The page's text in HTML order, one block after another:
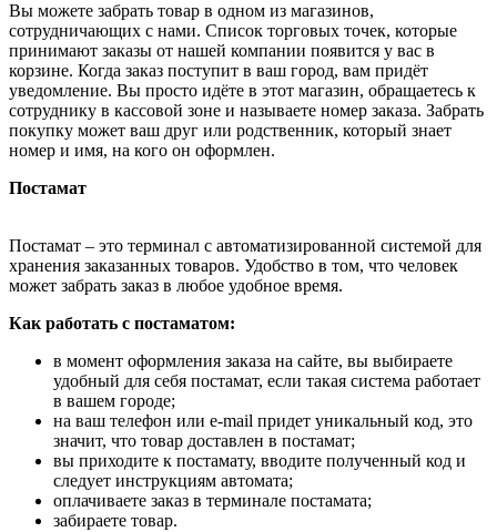
Вы можете забрать товар в одном из магазинов,
сотрудничающих с нами. Список торговых точек, которые
принимают заказы от нашей компании появится у вас в
корзине. Когда заказ поступит в ваш город, вам придёт
уведомление. Вы просто идёте в этот магазин, обращаетесь к
сотруднику в кассовой зоне и называете номер заказа. Забрать
покупку может ваш друг или родственник, который знает
номер и имя, на кого он оформлен.
Постамат
Постамат – это терминал с автоматизированной системой для
хранения заказанных товаров. Удобство в том, что человек
может забрать заказ в любое удобное время.
Как работать с постаматом:
в момент оформления заказа на сайте, вы выбираете
удобный для себя постамат, если такая система работает
в вашем городе;
на ваш телефон или e-mail придет уникальный код, это
значит, что товар доставлен в постамат;
вы приходите к постамату, вводите полученный код и
следует инструкциям автомата;
оплачиваете заказ в терминале постамата;
забираете товар.